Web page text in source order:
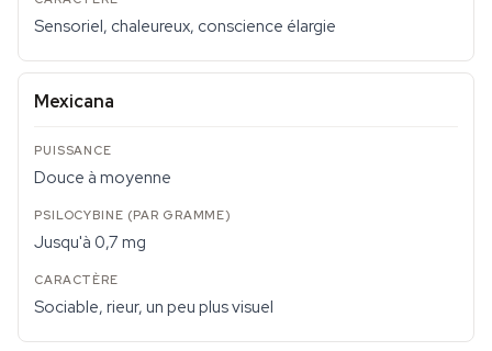
Sensoriel, chaleureux, conscience élargie
Mexicana
Douce à moyenne
Jusqu'à 0,7 mg
Sociable, rieur, un peu plus visuel